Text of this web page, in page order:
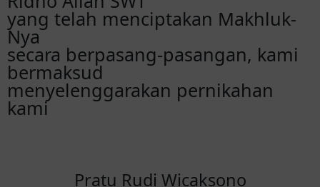
yang telah menciptakan Makhluk-
Nya
secara berpasang-pasangan, kami
bermaksud
menyelenggarakan pernikahan
kami
Pratu Rudi Wicaksono